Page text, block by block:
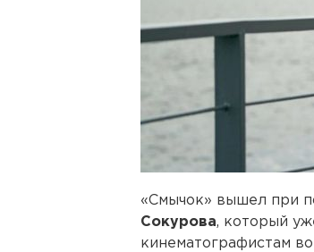
«Смычок» вышел при
Сокурова, который
кинематографистам